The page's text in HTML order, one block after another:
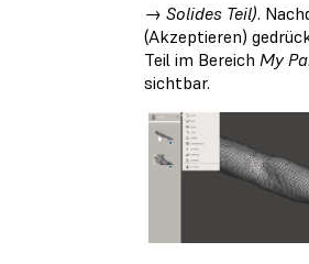
→ Solides Teil).
(Akzeptieren)
Teil im Bereich My
sichtbar.